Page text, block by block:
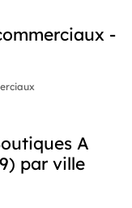
-
A
par ville